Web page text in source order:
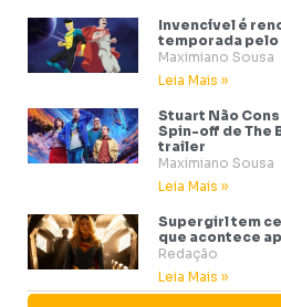
Invencível é
temporada pelo
Maximiano Sousa
Leia Mais »
Stuart Não
Spin-off de The
trailer
Maximiano Sousa
Leia Mais »
Supergirl tem
que acontece
Redação
Leia Mais »